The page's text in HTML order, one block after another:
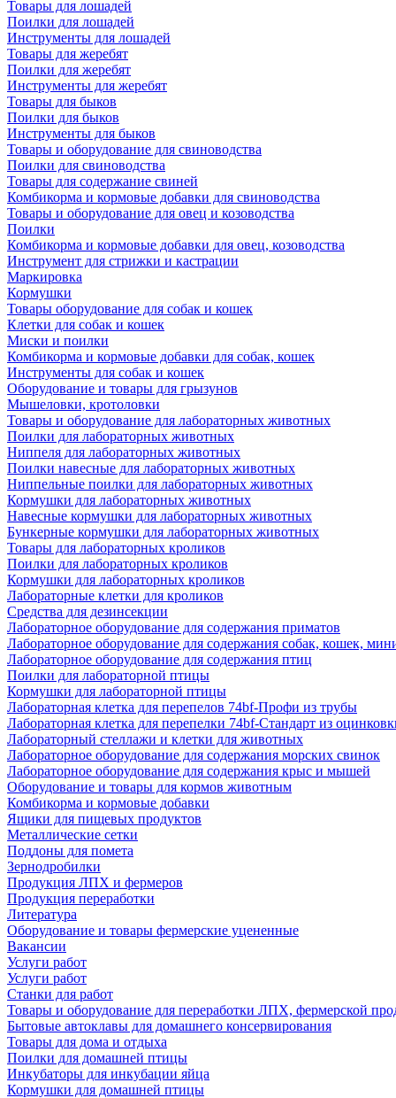
Товары для лошадей
Поилки для лошадей
Инструменты для лошадей
Товары для жеребят
Поилки для жеребят
Инструменты для жеребят
Товары для быков
Поилки для быков
Инструменты для быков
Товары и оборудование для свиноводства
Поилки для свиноводства
Товары для содержание свиней
Комбикорма и кормовые добавки для свиноводства
Товары и оборудование для овец и козоводства
Поилки
Комбикорма и кормовые добавки для овец, козоводства
Инструмент для стрижки и кастрации
Маркировка
Кормушки
Товары оборудование для собак и кошек
Клетки для собак и кошек
Миски и поилки
Комбикорма и кормовые добавки для собак, кошек
Инструменты для собак и кошек
Оборудование и товары для грызунов
Мышеловки, кротоловки
Товары и оборудование для лабораторных животных
Поилки для лабораторных животных
Ниппеля для лабораторных животных
Поилки навесные для лабораторных животных
Ниппельные поилки для лабораторных животных
Кормушки для лабораторных животных
Навесные кормушки для лабораторных животных
Бункерные кормушки для лабораторных животных
Товары для лабораторных кроликов
Поилки для лабораторных кроликов
Кормушки для лабораторных кроликов
Лабораторные клетки для кроликов
Средства для дезинсекции
Лабораторное оборудование для содержания приматов
Лабораторное оборудование для содержания собак, кошек,
Лабораторное оборудование для содержания птиц
Поилки для лабораторной птицы
Кормушки для лабораторной птицы
Лабораторная клетка для перепелов 74bf-Профи из трубы
Лабораторная клетка для перепелки 74bf-Стандарт из
Лабораторный стеллажи и клетки для животных
Лабораторное оборудование для содержания морских свинок
Лабораторное оборудование для содержания крыс и мышей
Оборудование и товары для кормов животным
Комбикорма и кормовые добавки
Ящики для пищевых продуктов
Металлические сетки
Поддоны для помета
Зернодробилки
Продукция ЛПХ и фермеров
Продукция переработки
Литература
Оборудование и товары фермерские уцененные
Вакансии
Услуги работ
Услуги работ
Станки для работ
Товары и оборудование для переработки ЛПХ, фермерской
Бытовые автоклавы для домашнего консервирования
Товары для дома и отдыха
Поилки для домашней птицы
Инкубаторы для инкубации яйца
Кормушки для домашней птицы